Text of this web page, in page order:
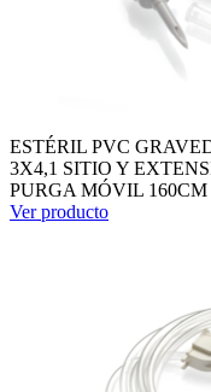
ESTÉRIL PVC
3X4,1 SITIO Y
PURGA MÓVIL 160CM
Ver producto